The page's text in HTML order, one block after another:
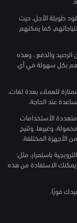
طويلة الأجل، حيث
كما يمكنهم
الرصيد والدفع ، وهذه
بكل سهولة في أي
للعملاء بعدة لغات،
عند الحاجة.
8. شريحة متعددة الاستخدامات: تقدم ليبارا شرائح SIM متعددة الأستخدامات
وغيرها، وتتيح
الأجهزة المختلفة.
باستمرار، مثل:
يمكنك الاستفادة من هذه
فورًا.